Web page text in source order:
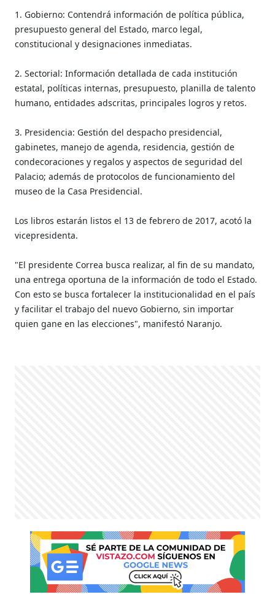
1. Gobierno: Contendrá información de política pública,
presupuesto general del Estado, marco legal,
constitucional y designaciones inmediatas.
2. Sectorial: Información detallada de cada institución
estatal, políticas internas, presupuesto, planilla de talento
humano, entidades adscritas, principales logros y retos.
3. Presidencia: Gestión del despacho presidencial,
gabinetes, manejo de agenda, residencia, gestión de
condecoraciones y regalos y aspectos de seguridad del
Palacio; además de protocolos de funcionamiento del
museo de la Casa Presidencial.
Los libros estarán listos el 13 de febrero de 2017, acotó la
vicepresidenta.
"El presidente Correa busca realizar, al fin de su mandato,
una entrega oportuna de la información de todo el Estado.
Con esto se busca fortalecer la institucionalidad en el país
y facilitar el trabajo del nuevo Gobierno, sin importar
quien gane en las elecciones", manifestó Naranjo.